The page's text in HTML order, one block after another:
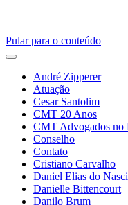
Pular para o conteúdo
Menu
navegaçãoAndré Zipperer
Atuação
Cesar Santolim
CMT 20 Anos
CMT Advogados no
Conselho
Contato
Cristiano Carvalho
Daniel Elias do
Danielle Bittencourt
Danilo Brum